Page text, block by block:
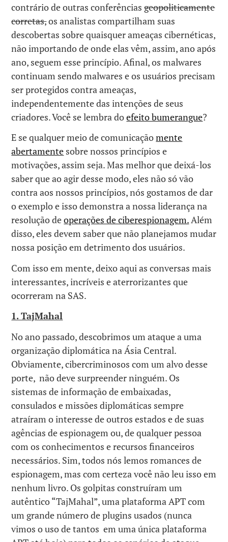
contrário de outras conferênciasgeopoliticamente
corretas,os analistas compartilham suas
descobertas sobre quaisquer ameaças cibernéticas,
não importando de onde elas vêm, assim, ano após
ano, seguem esse princípio. Afinal, os malwares
continuam sendo malwares e os usuários precisam
ser protegidos contra ameaças,
independentemente das intenções de seus
criadores. Você se lembra doefeito bumerangue?
E se qualquer meio de comunicaçãomente
abertamente sobre nossos princípios e
motivações, assim seja. Mas melhor que deixá-los
saber que ao agir desse modo, eles não só vão
contra aos nossos princípios, nós gostamos de dar
o exemplo e isso demonstra a nossa liderança na
resolução deoperações de ciberespionagem.Além
disso, eles devem saber que não planejamos mudar
nossa posição em detrimento dos usuários.
Com isso em mente, deixo aqui as conversas mais
interessantes, incríveis e aterrorizantes que
ocorreram na SAS.
1. TajMahal
No ano passado, descobrimos um ataque a uma
organização diplomática na Ásia Central.
Obviamente, cibercriminosos com um alvo desse
porte, não deve surpreender ninguém. Os
sistemas de informação de embaixadas,
consulados e missões diplomáticas sempre
atraíram o interesse de outros estados e de suas
agências de espionagem ou, de qualquer pessoa
com os conhecimentos e recursos financeiros
necessários. Sim, todos nós lemos romances de
espionagem, mas com certeza você não leu isso em
nenhum livro. Os golpitas construíram um
autêntico “TajMahal”, uma plataforma APT com
um grande número de plugins usados (nunca
vimos o uso de tantos em uma única plataforma